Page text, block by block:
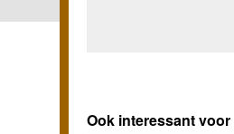
Ook interessant